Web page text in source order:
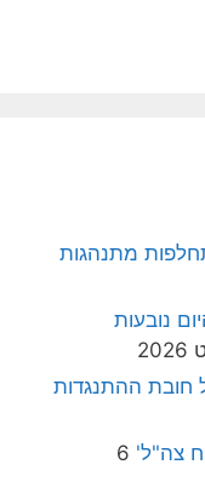
מתנהגות
נובעות
חובת ההתנגדות
צה"ל' 6